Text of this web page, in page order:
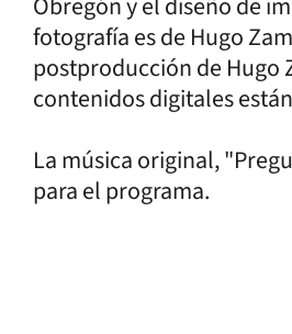
fotografía es de Hugo
postproducción de Hugo
contenidos digitales
La música original,
para el programa.